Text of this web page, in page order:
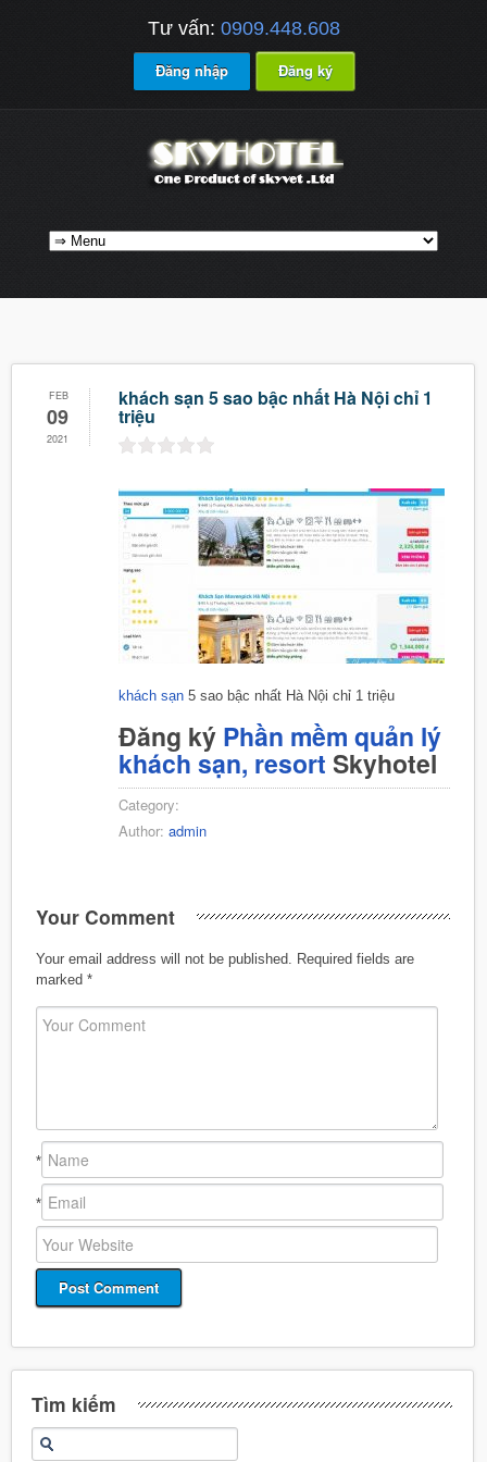
Tư vấn: 0909.448.608
Đăng nhập Đăng ký
FEB
09
2021
khách sạn 5 sao bậc nhất Hà Nội chỉ 1
triệu
khách sạn 5 sao bậc nhất Hà Nội chỉ 1 triệu
Đăng ký Phần mềm quản lý
khách sạn, resort Skyhotel
Category:
Author: admin
Your Comment
Your email address will not be published.
Required fields are
marked *
*
*
Tìm kiếm